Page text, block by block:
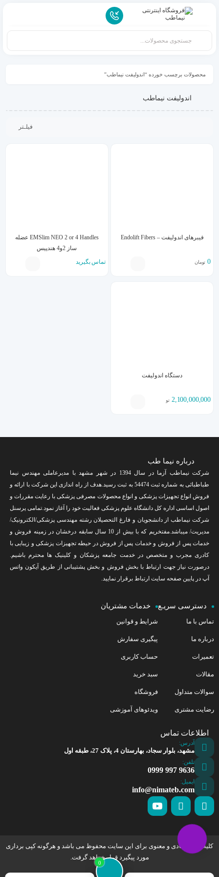
محصولات برچسب خورده “اندولیفت نیماطب”
اندولیفت نیماطب
فیلـتر
فیبرهای اندولیفت – Endolift Fibers
0 تومان
EMSlim NEO 2 or 4 Handles عضله
ساز 2و4 هندپیس
تماس بگیرید
دستگاه اندولیفت
2,100,000,000 تومان
0
درباره نیما طب
شرکت نیماطب آزما در سال 1394 در شهر مشهد با مدیرعاملی مهندس نیما
طباطبائی به شماره ثبت 54474 به ثبت رسید.هدف از راه اندازی این شرکت با ارائه و
فروش انواع تجهیزات پزشکی و انواع محصولات مصرفی پزشکی با رعایت مقررات و
اصول اساسی اداره کل دانشگاه علوم پزشکی فعالیت خود را آغاز نمود.تمامی پرسنل
شرکت نیماطب از دانشجویان و فارغ التحصیلان رشته مهندسی پزشکی/الکترونیک/
مدیریت/ میباشد.مفتخریم که با بیش از 10 سال سابقه درخشان در زمینه فروش و
خدمات پس از فروش و خدمات پس از فروش در حیطه تجهیزات پزشکی و زیبایی با
کادری مجرب و متخصص در خدمت جامعه پزشکان و کلینیک ها محترم باشیم.
درصورت نیاز جهت ارتباط با بخش فروش و بخش پشتیبانی از طریق آیکون واتس
آپ در پایین صفحه سایت ارتباط برقرار نمایید.
دسترسی سریـع
تماس با ما
درباره ما
تعمیرات
مقالات
سوالات متداول
رضایت مشتری
خدمات مشتریان
شرایط و قوانین
پیگیری سفارش
حساب کاربری
سبد خرید
فروشگاه
ویدئوهای آموزشی
اطلاعات تماس
آدرس:
مشهد، بلوار سجاد، بهارستان 4، پلاک 27، طبقه اول
تلفن:
9636 997 0999
ایمیل:
info@nimateb.com
کلیه حقوق مادی و معنوی برای این سایت محفوظ می باشد و هرگونه کپی برداری
مورد پیگیرد قرار خواهد گرفت.